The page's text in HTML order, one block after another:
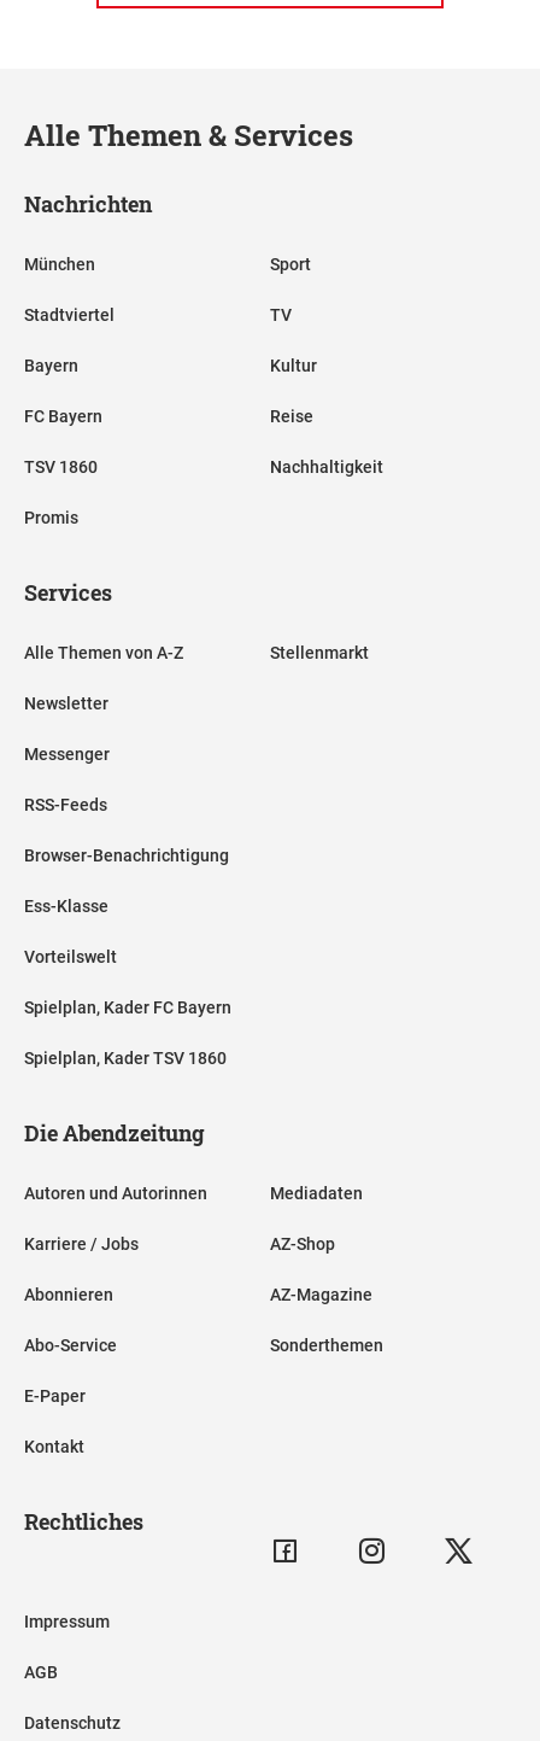
Alle Themen & Services
Nachrichten
München
Stadtviertel
Bayern
FC Bayern
TSV 1860
Promis
Sport
TV
Kultur
Reise
Nachhaltigkeit
Services
Alle Themen von A-Z
Newsletter
Messenger
RSS-Feeds
Browser-Benachrichtigung
Ess-Klasse
Vorteilswelt
Spielplan, Kader FC Bayern
Spielplan, Kader TSV 1860
Stellenmarkt
Die Abendzeitung
Autoren und Autorinnen
Karriere / Jobs
Abonnieren
Abo-Service
E-Paper
Kontakt
Mediadaten
AZ-Shop
AZ-Magazine
Sonderthemen
Rechtliches
Impressum
AGB
Datenschutz